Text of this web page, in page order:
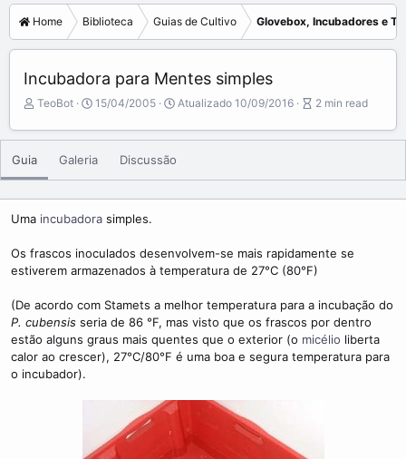
Home Biblioteca Guias de Cultivo Glovebox, Incubadores e
Incubadora para Mentes simples
A
t
r
TeoBot
P
b
i
s
h
d
t
e
15/04/2005 Atualizado 10/09/2016
A
t
l
e
a
d
e
2 min read
Guia Galeria Discussão
Uma incubadora simples.
Os frascos inoculados desenvolvem-se mais rapidamente se
estiverem armazenados à temperatura de 27°C (80°F)
(De acordo com Stamets a melhor temperatura para a incubação do
P. cubensis seria de 86 °F, mas visto que os frascos por dentro
estão alguns graus mais quentes que o exterior (o micélio liberta
calor ao crescer), 27°C/80°F é uma boa e segura temperatura para
o incubador).